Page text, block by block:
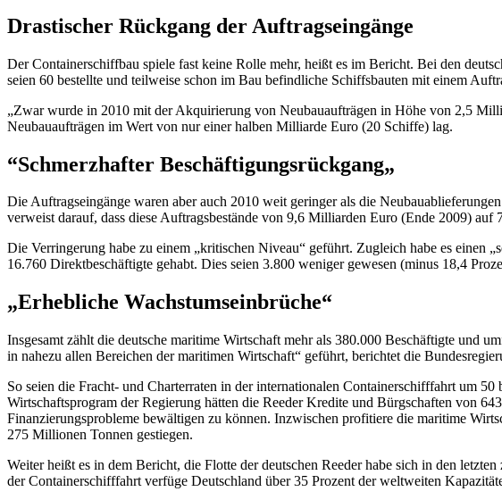
Drastischer Rückgang der Auftragseingänge
DerContainerschiffbau spiele fast keine Rolle mehr, heißt es im Bericht. Bei den
seien 60 bestellte und teilweise schon im Bau befindliche Schiffsbauten mit einem
„Zwar wurde in 2010 mit der Akquirierung von Neubauaufträgen in Höhe von 2,5
Neubauaufträgen im Wert von nur einer halben Milliarde Euro (20 Schiffe) lag.
“Schmerzhafter Beschäftigungsrückgang„
Die Auftragseingänge waren aber auch 2010 weit geringer als die
verweist darauf, dass diese Auftragsbestände von 9,6 Milliarden Euro (Ende 2009) auf
Die Verringerung habe zu einem „kritischen Niveau“ geführt. Zugleich habe es einen
16.760 Direktbeschäftigte gehabt. Dies seien 3.800 weniger gewesen (minus 18,4
„Erhebliche Wachstumseinbrüche“
Insgesamt zählt die deutsche maritime Wirtschaft mehr als 380.000 Beschäftigte und
in nahezu allen Bereichen der maritimen Wirtschaft“ geführt, berichtet die
So seien die Fracht- und Charterraten in der internationalen Containerschifffahrt um 50
Wirtschaftsprogram der Regierung hätten die Reeder Kredite und Bürgschaften von
Finanzierungsprobleme bewältigen zu können. Inzwischen profitiere die maritime
275 Millionen Tonnen gestiegen.
Weiter heißt es in dem Bericht, die Flotte der deutschen Reeder habe sich in den
derContainerschifffahrt verfüge Deutschland über 35 Prozent der weltweiten